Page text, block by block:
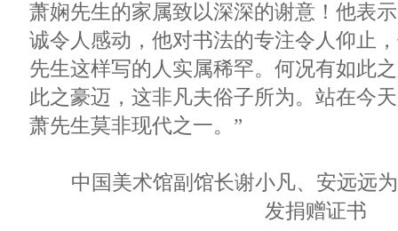
萧娴先生的家属致以深深的谢意！他表
诚令人感动，他对书法的专注令人仰止
先生这样写的人实属稀罕。何况有如此
此之豪迈，这非凡夫俗子所为。站在今
萧先生莫非现代之一。”
中国美术馆副馆长谢小凡、安远远为
发捐赠证书